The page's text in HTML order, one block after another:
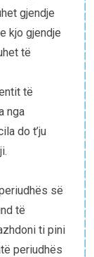
gjendje
kjo gjendje
të
të
nga
do t’ju
së
të
ti pini
periudhës